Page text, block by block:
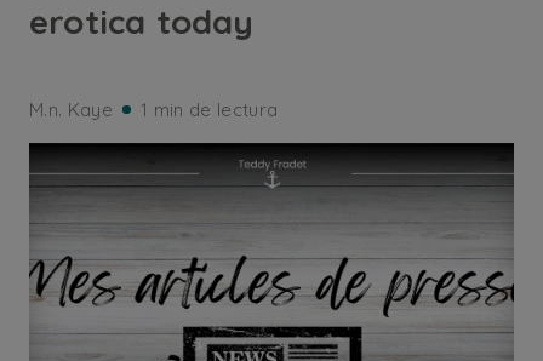
erotica today
M.n. Kaye 1 min de lectura